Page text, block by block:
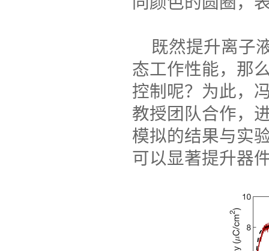
既然提升离子
态工作性能，那
控制呢？为此，
教授团队合作，
模拟的结果与实
可以显著提升器